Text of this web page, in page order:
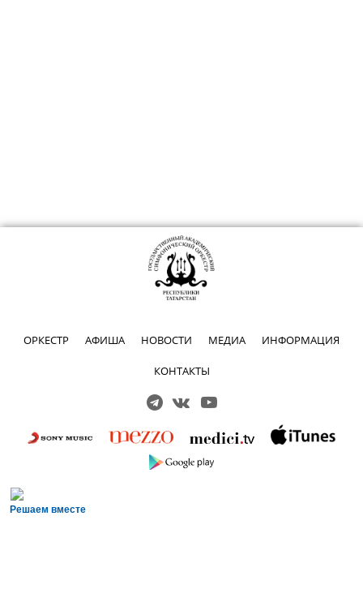
ОРКЕСТР АФИША НОВОСТИ МЕДИА ИНФОРМАЦИЯ
КОНТАКТЫ
Решаем вместе